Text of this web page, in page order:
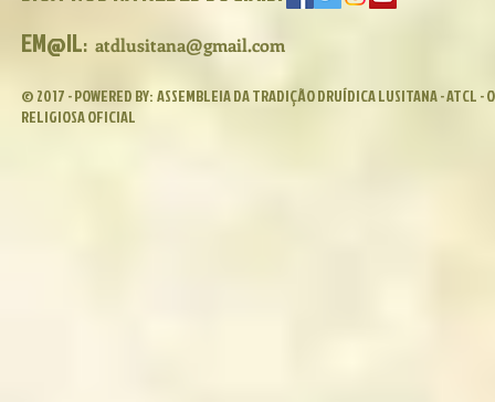
EM@IL: atdlusitana@gmail.com
© 2017 - POWERED BY: ASSEMBLEIA DA TRADIÇÃO DRUÍDICA LUSITANA - ATCL -
RELIGIOSA OFICIAL